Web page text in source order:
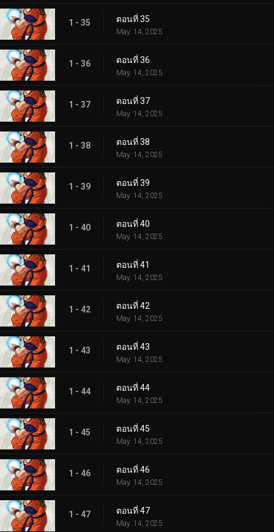
1 - 35 ตอนที่ 35
May. 14, 2025
1 - 36 ตอนที่ 36
May. 14, 2025
1 - 37 ตอนที่ 37
May. 14, 2025
1 - 38 ตอนที่ 38
May. 14, 2025
1 - 39 ตอนที่ 39
May. 14, 2025
1 - 40 ตอนที่ 40
May. 14, 2025
1 - 41 ตอนที่ 41
May. 14, 2025
1 - 42 ตอนที่ 42
May. 14, 2025
1 - 43 ตอนที่ 43
May. 14, 2025
1 - 44 ตอนที่ 44
May. 14, 2025
1 - 45 ตอนที่ 45
May. 14, 2025
1 - 46 ตอนที่ 46
May. 14, 2025
1 - 47 ตอนที่ 47
May. 14, 2025